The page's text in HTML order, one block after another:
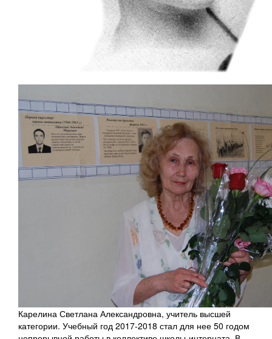
Карелина Светлана Александровна, учитель высшей
категории. Учебный год 2017-2018 стал для нее 50 годом